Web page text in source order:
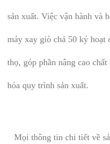
sản xuất. Việc vận hành và
máy xay giò chả 50 ký hoạt
thọ, góp phần nâng cao
hóa quy trình sản xuất.
Mọi thông tin chi tiết về